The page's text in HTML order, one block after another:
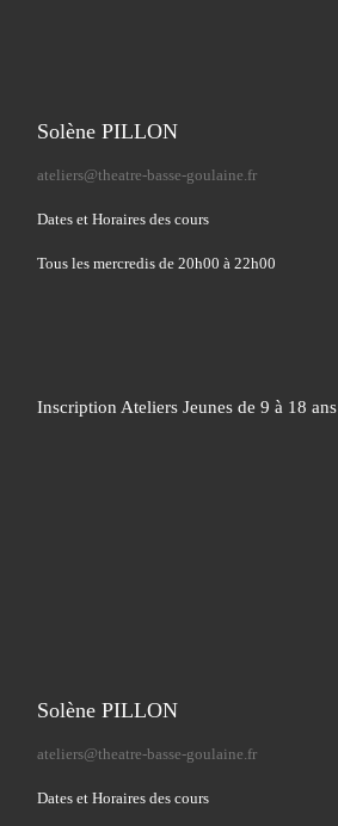
Solène PILLON
ateliers@theatre-basse-goulaine.fr
Dates et Horaires des cours
Tous les mercredis de 20h00 à 22h00
Inscription Ateliers Jeunes de 9 à 18 ans
Solène PILLON
ateliers@theatre-basse-goulaine.fr
Dates et Horaires des cours